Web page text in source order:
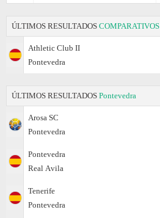
ÚLTIMOS RESULTADOS COMPARATIVOS
Athletic Club II
Pontevedra
ÚLTIMOS RESULTADOS Pontevedra
Arosa SC
Pontevedra
Pontevedra
Real Аvila
Tenerife
Pontevedra